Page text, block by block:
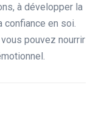
à développer la
en soi.
pouvez nourrir